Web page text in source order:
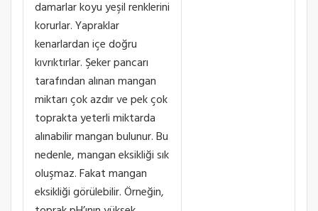
damarlar koyu yeşil renklerini
korurlar. Yapraklar
kenarlardan içe doğru
kıvrıktırlar. Şeker pancarı
tarafından alınan mangan
miktarı çok azdır ve pek çok
toprakta yeterli miktarda
alınabilir mangan bulunur. Bu
nedenle, mangan eksikliği sık
oluşmaz. Fakat mangan
eksikliği görülebilir. Örneğin,